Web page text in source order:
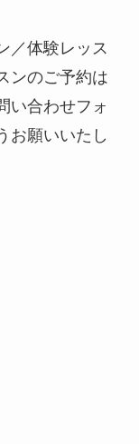
／体験レッス
ンのご予約は
い合わせフォ
お願いいたし